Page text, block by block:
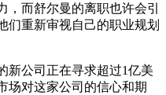
而舒尔曼的离职也许会引
们重新审视自己的职业规划
公司正在寻求超过1亿美
场对这家公司的信心和期